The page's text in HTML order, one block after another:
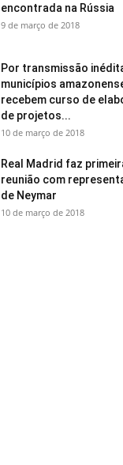
encontrada na Rússia
9 de março de 2018
Por transmissão
municípios
recebem curso de
de projetos...
10 de março de 2018
Real Madrid faz
reunião com
de Neymar
10 de março de 2018